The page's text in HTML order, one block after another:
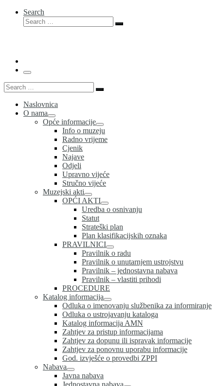
Search
Search
Search
Menu
Search
Search
Naslovnica
O nama
Opće informacije
Info o muzeju
Radno vrijeme
Cjenik
Najave
Odjeli
Upravno vijeće
Stručno vijeće
Muzejski akti
OPĆI AKTI
Uredba o osnivanju
Statut
Strateški plan
Plan klasifikacijskih oznaka
PRAVILNICI
Pravilnik o radu
Pravilnik o unutarnjem ustrojstvu
Pravilnik – jednostavna nabava
Pravilnik – vlastiti prihodi
PROCEDURE
Katalog informacija
Odluka o imenovanju službenika za informiranje
Odluka o ustrojavanju kataloga
Katalog informacija AMN
Zahtjev za pristup informacijama
Zahtjev za dopunu ili ispravak informacije
Zahtjev za ponovnu uporabu informacije
God. izvješće o provedbi ZPPI
Nabava
Javna nabava